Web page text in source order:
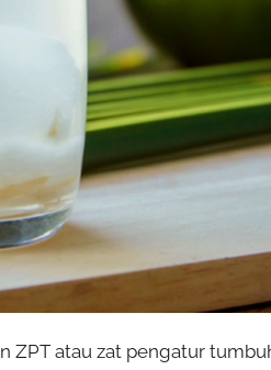
ZPT atau zat pengatur